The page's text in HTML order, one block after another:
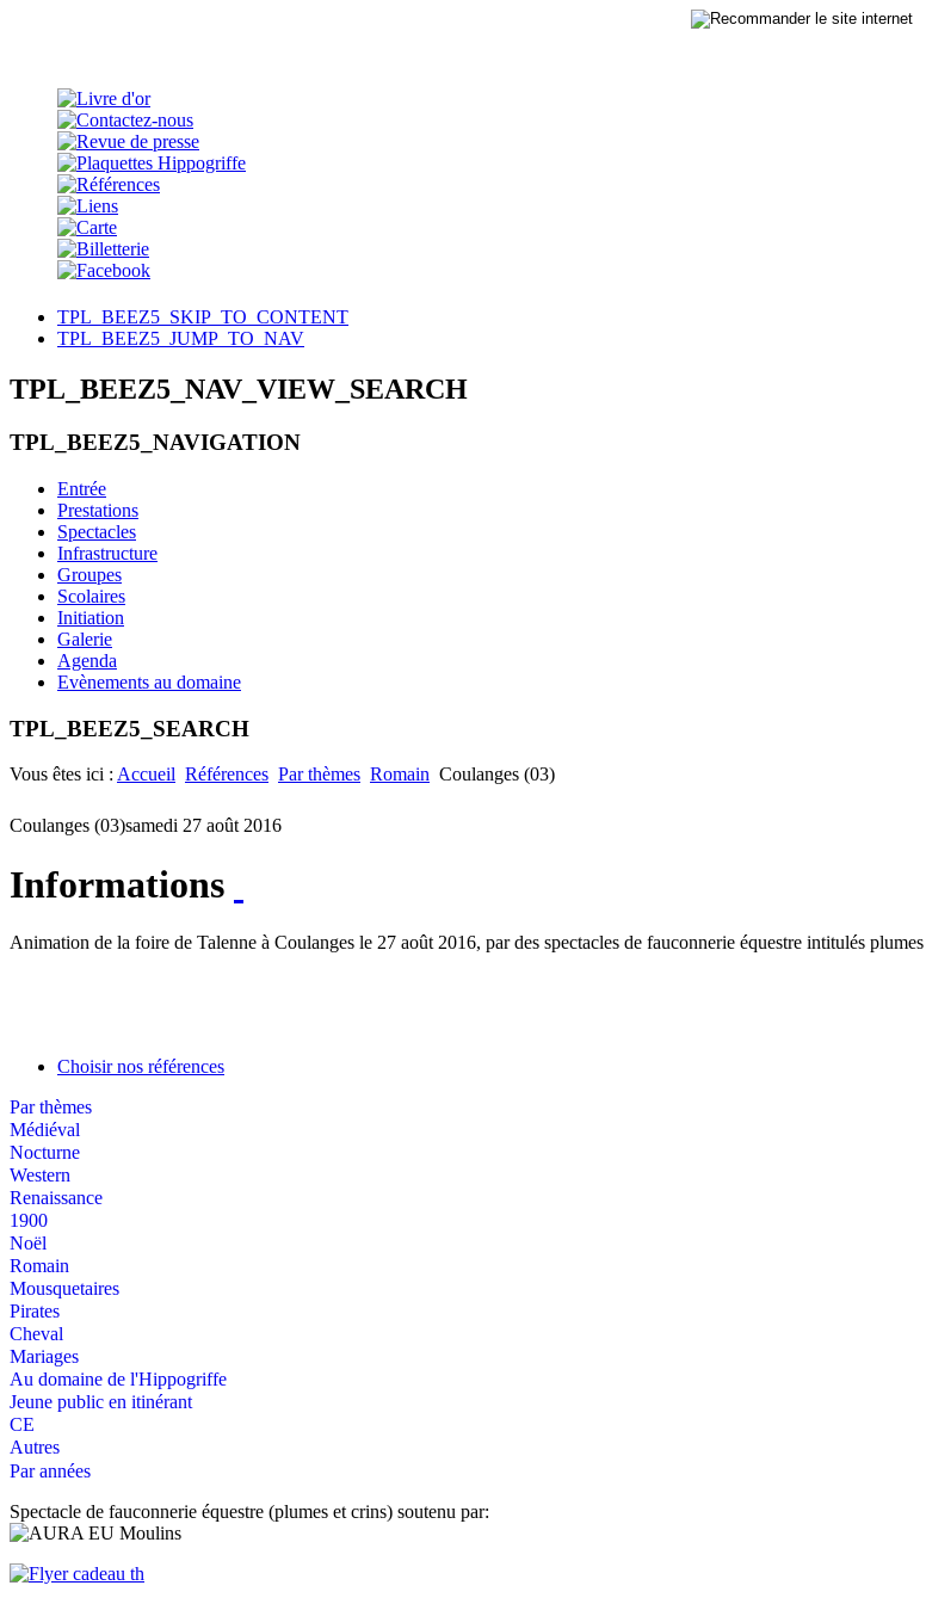
TPL_BEEZ5_SKIP_TO_CONTENT
TPL_BEEZ5_JUMP_TO_NAV
TPL_BEEZ5_NAV_VIEW_SEARCH
TPL_BEEZ5_NAVIGATION
Entrée
Prestations
Spectacles
Infrastructure
Groupes
Scolaires
Initiation
Galerie
Agenda
Evènements au domaine
TPL_BEEZ5_SEARCH
Vous êtes ici : Accueil Références Par thèmes Romain Coulanges (03)
Coulanges (03)samedi 27 août 2016
Informations
Animation de la foire de Talenne à Coulanges le 27 août 2016, par des spectacles de fauconnerie équestre intitulés
Choisir nos références
Par thèmes
Médiéval
Nocturne
Western
Renaissance
1900
Noël
Romain
Mousquetaires
Pirates
Cheval
Mariages
Au domaine de l'Hippogriffe
Jeune public en itinérant
CE
Autres
Par années
Spectacle de fauconnerie équestre (plumes et crins) soutenu par: